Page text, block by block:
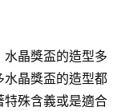
晶獎盃的造型多
水晶獎盃的造型都
殊含義或是適合